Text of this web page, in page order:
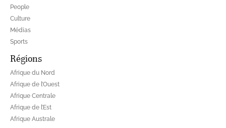
People
Culture
Médias
Sports
Régions
Afrique du Nord
Afrique de l’Ouest
Afrique Centrale
Afrique de l’Est
Afrique Australe